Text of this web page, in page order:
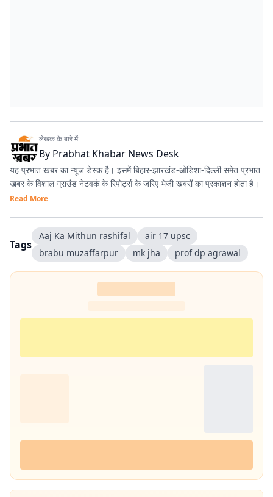
लेखक के बारे में
By Prabhat Khabar News Desk
यह प्रभात खबर का न्यूज डेस्क है। इसमें बिहार-झारखंड-ओडिशा-दिल्‍ली समेत प्रभात
खबर के विशाल ग्राउंड नेटवर्क के रिपोर्ट्स के जरिए भेजी खबरों का प्रकाशन होता है।
Read More
Tags
Aaj Ka Mithun rashifal
air 17 upsc
brabu muzaffarpur
mk jha prof dp agrawal